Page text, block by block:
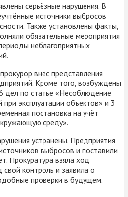
серьёзные нарушения. В
источники выбросов
Также установлены факты,
обязательные мероприятия
неблагоприятных
внёс представления
Кроме того, возбуждены
дел по статье «Несоблюдение
при эксплуатации объектов» и 3
постановка на учёт
среду».
устранены. Предприятия
выбросов и поставили
Прокуратура взяла ход
контроль и заявила о
проверки в будущем.